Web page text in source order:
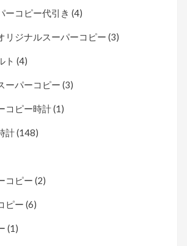
ーコピー代引き (4)
リジナルスーパーコピー (3)
ト (4)
ーパーコピー (3)
コピー時計(1)
計(148)
コピー (2)
ピー (6)
(1)